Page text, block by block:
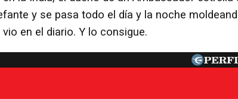
y se pasa todo el día y la noche
en el diario. Y lo consigue.